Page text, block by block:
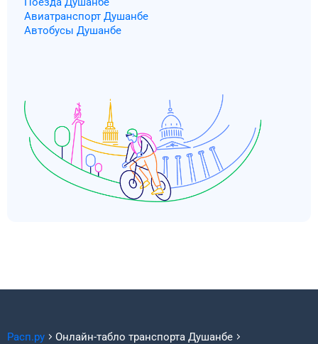
Авиатранспорт Душанбе
Автобусы Душанбе
Расп.ру Онлайн-табло транспорта Душанбе